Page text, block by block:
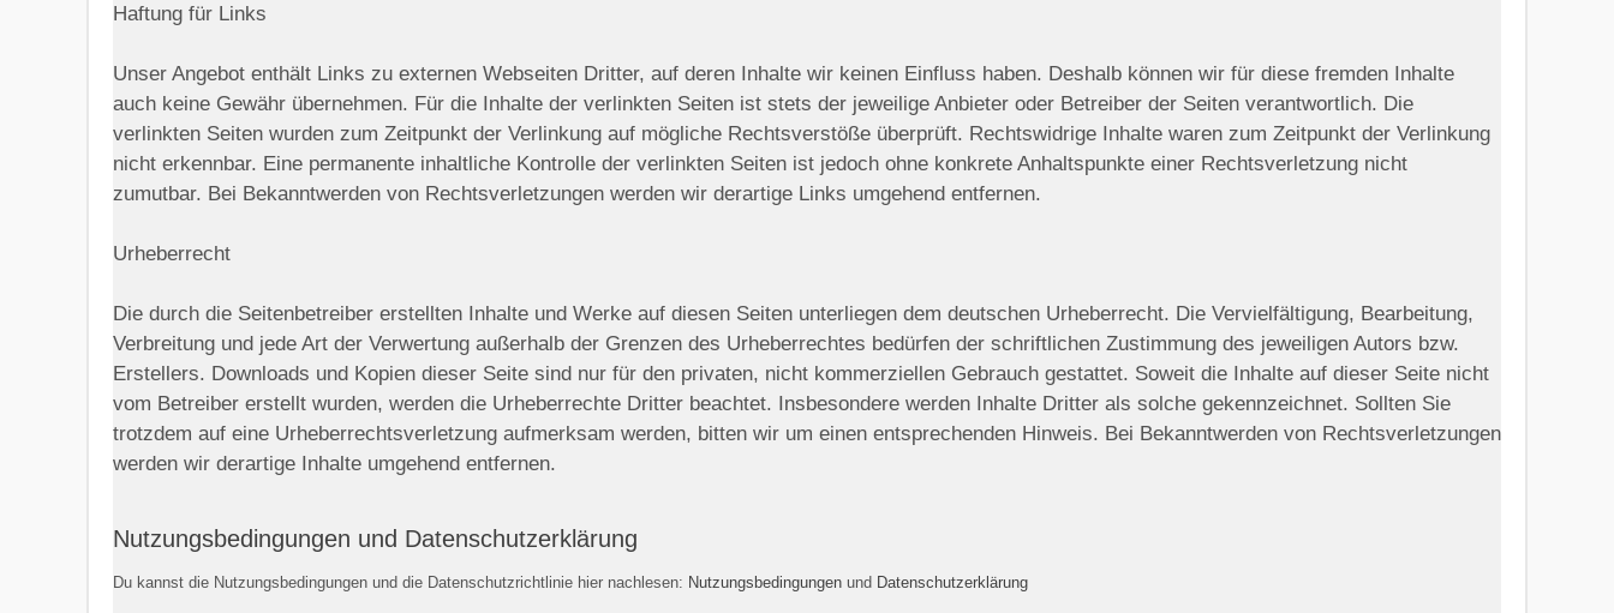
Haftung für Links
Unser Angebot enthält Links zu externen Webseiten Dritter, auf deren Inhalte wir keinen Einfluss haben. Deshalb können wir für diese fremden Inhalte
auch keine Gewähr übernehmen. Für die Inhalte der verlinkten Seiten ist stets der jeweilige Anbieter oder Betreiber der Seiten verantwortlich. Die
verlinkten Seiten wurden zum Zeitpunkt der Verlinkung auf mögliche Rechtsverstöße überprüft. Rechtswidrige Inhalte waren zum Zeitpunkt der Verlinkung
nicht erkennbar. Eine permanente inhaltliche Kontrolle der verlinkten Seiten ist jedoch ohne konkrete Anhaltspunkte einer Rechtsverletzung nicht
zumutbar. Bei Bekanntwerden von Rechtsverletzungen werden wir derartige Links umgehend entfernen.
Urheberrecht
Die durch die Seitenbetreiber erstellten Inhalte und Werke auf diesen Seiten unterliegen dem deutschen Urheberrecht. Die Vervielfältigung, Bearbeitung,
Verbreitung und jede Art der Verwertung außerhalb der Grenzen des Urheberrechtes bedürfen der schriftlichen Zustimmung des jeweiligen Autors bzw.
Erstellers. Downloads und Kopien dieser Seite sind nur für den privaten, nicht kommerziellen Gebrauch gestattet. Soweit die Inhalte auf dieser Seite nicht
vom Betreiber erstellt wurden, werden die Urheberrechte Dritter beachtet. Insbesondere werden Inhalte Dritter als solche gekennzeichnet. Sollten Sie
trotzdem auf eine Urheberrechtsverletzung aufmerksam werden, bitten wir um einen entsprechenden Hinweis. Bei Bekanntwerden von Rechtsverletzungen
werden wir derartige Inhalte umgehend entfernen.
Nutzungsbedingungen und Datenschutzerklärung
Du kannst die Nutzungsbedingungen und die Datenschutzrichtlinie hier nachlesen: Nutzungsbedingungen und Datenschutzerklärung